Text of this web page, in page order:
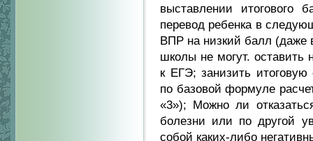
выставлении
перевод ребенка в
ВПР на низкий балл (даже
школы не могут. оставить
к ЕГЭ; занизить
по базовой формуле
«3»); Можно ли
болезни или по другой
собой каких-либо